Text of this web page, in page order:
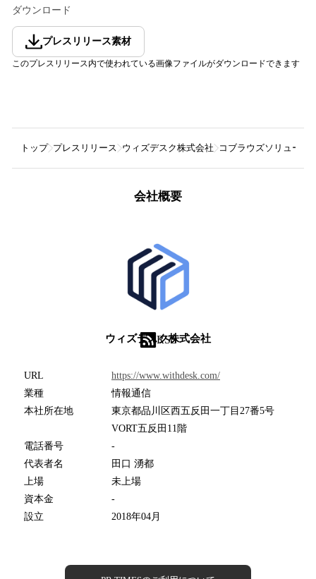
ダウンロード
プレスリリース素材
このプレスリリース内で使われている画像ファイルがダウンロードできます
トップ プレスリリース ウィズデスク株式会社 コブラウズソリューシ
会社概要
ウィズデスク株式会社
RSS
URL
https://www.withdesk.com/
業種
情報通信
本社所在地
東京都品川区西五反田一丁目27番5号
VORT五反田11階
電話番号
-
代表者名
田口 湧都
上場
未上場
資本金
-
設立
2018年04月